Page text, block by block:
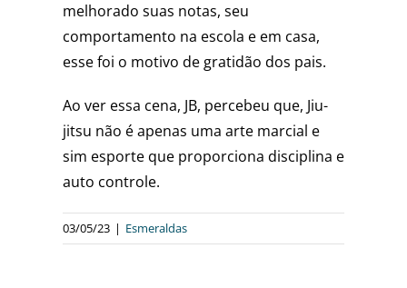
melhorado suas notas, seu
comportamento na escola e em casa,
esse foi o motivo de gratidão dos pais.
Ao ver essa cena, JB, percebeu que, Jiu-
jitsu não é apenas uma arte marcial e
sim esporte que proporciona disciplina e
auto controle.
03/05/23 | Esmeraldas